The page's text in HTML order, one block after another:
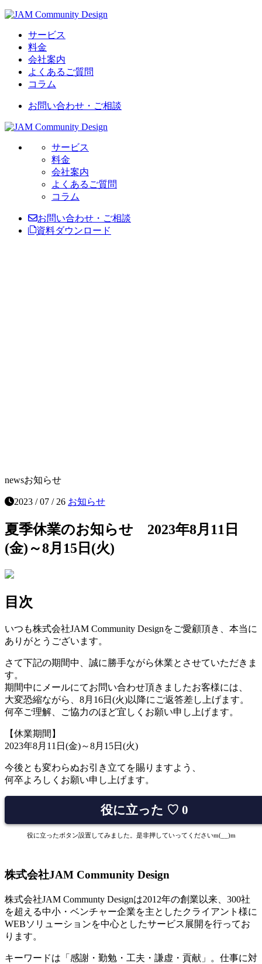
サービス
料金
会社案内
よくあるご質問
コラム
お問い合わせ・ご相談
サービス
料金
会社案内
よくあるご質問
コラム
お問い合わせ・ご相談
資料ダウンロード
newsお知らせ
2023 / 07 / 26 お知らせ
夏季休業のお知らせ 2023年8月11日
(金)～8月15日(火)
目次
いつも株式会社JAM Community Designをご愛顧頂き、本当に
ありがとうございます。
さて下記の期間中、誠に勝手ながら休業とさせていただきま
す。
期間中にメールにてお問い合わせ頂きましたお客様には、
大変恐縮ながら、8月16日(火)以降にご返答差し上げます。
何卒ご理解、ご協力のほど宜しくお願い申し上げます。
【休業期間】
2023年8月11日(金)～8月15日(火)
今後とも変わらぬお引き立てを賜りますよう、
何卒よろしくお願い申し上げます。
役に立った ♡ 0
役に立ったボタン設置してみました。是非押していってくださいm(__)m
株式会社JAM Community Design
株式会社JAM Communty Designは2012年の創業以来、300社
を超える中小・ベンチャー企業を主としたクライアント様に
WEBソリューションを中心としたサービス展開を行ってお
ります。
キーワードは「感謝・勤勉・工夫・謙虚・貢献」。仕事に対